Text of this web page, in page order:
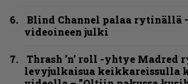
Blind Channel palaa rytinällä
videoineen julki
Thrash ’n’ roll -yhtye Madred
levyjulkaisua keikkareissulla